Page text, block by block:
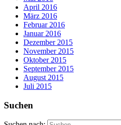
April 2016
März 2016
Februar 2016
Januar 2016
Dezember 2015
November 2015
Oktober 2015
September 2015
August 2015
Juli 2015
Suchen